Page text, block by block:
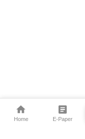
Home E-Paper